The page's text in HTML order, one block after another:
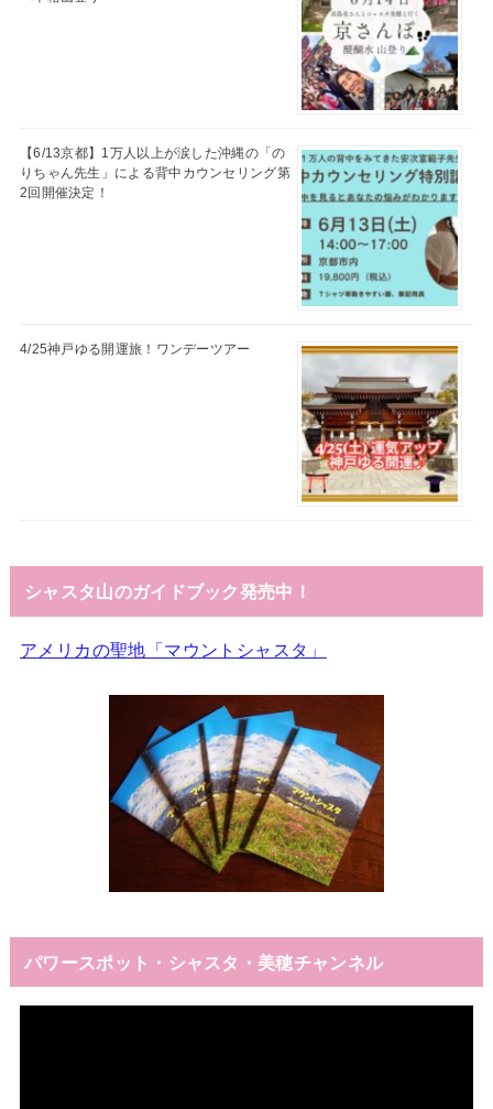
【6/13京都】1万人以上が涙した沖縄の「の
りちゃん先生」による背中カウンセリング第
2回開催決定！
4/25神戸ゆる開運旅！ワンデーツアー
シャスタ山のガイドブック発売中！
アメリカの聖地「マウントシャスタ」
パワースポット・シャスタ・美穂チャンネル